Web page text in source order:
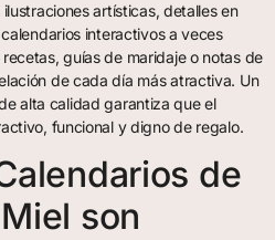
artísticas, detalles en
interactivos a veces
guías de maridaje o notas de
de cada día más atractiva. Un
alta calidad garantiza que el
funcional y digno de regalo.
de
son